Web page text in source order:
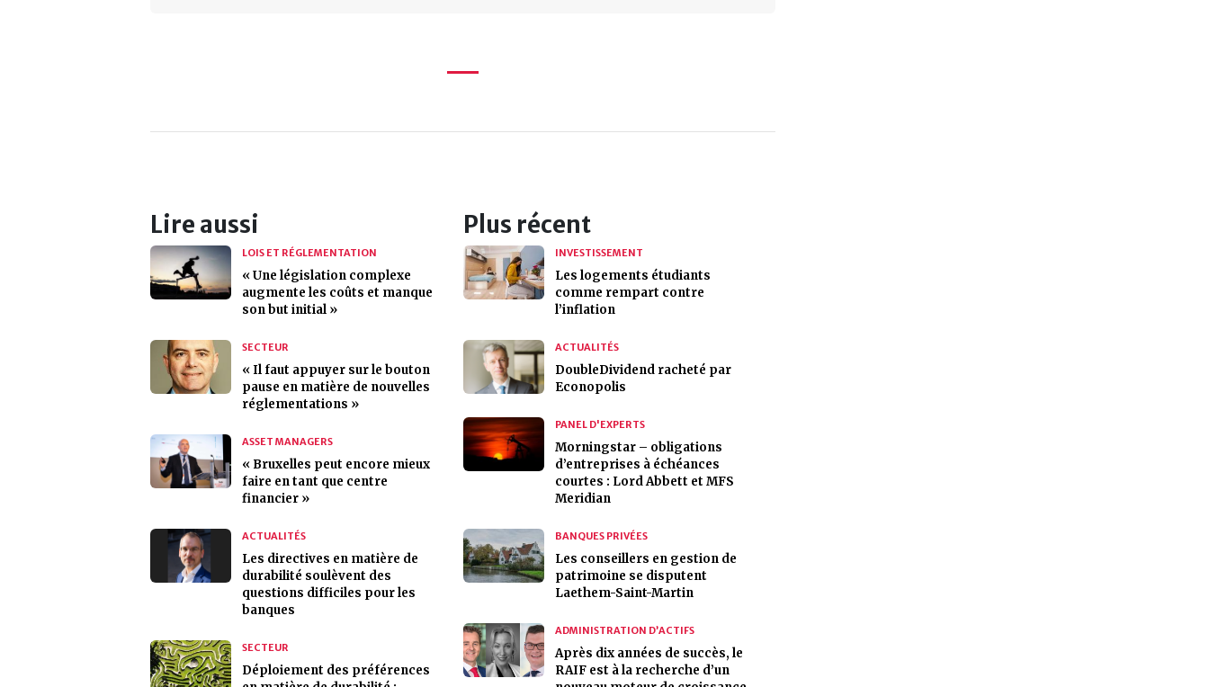
Lire aussi
LOIS ET RÉGLEMENTATION
« Une législation complexe
augmente les coûts et manque
son but initial »
SECTEUR
« Il faut appuyer sur le bouton
pause en matière de nouvelles
réglementations »
ASSET MANAGERS
« Bruxelles peut encore mieux
faire en tant que centre
financier »
ACTUALITÉS
Les directives en matière de
durabilité soulèvent des
questions difficiles pour les
banques
SECTEUR
Déploiement des préférences
Plus récent
INVESTISSEMENT
Les logements étudiants
comme rempart contre
l’inflation
ACTUALITÉS
DoubleDividend racheté par
Econopolis
PANEL D'EXPERTS
Morningstar – obligations
d’entreprises à échéances
courtes : Lord Abbett et MFS
Meridian
BANQUES PRIVÉES
Les conseillers en gestion de
patrimoine se disputent
Laethem-Saint-Martin
ADMINISTRATION D’ACTIFS
Après dix années de succès, le
RAIF est à la recherche d’un